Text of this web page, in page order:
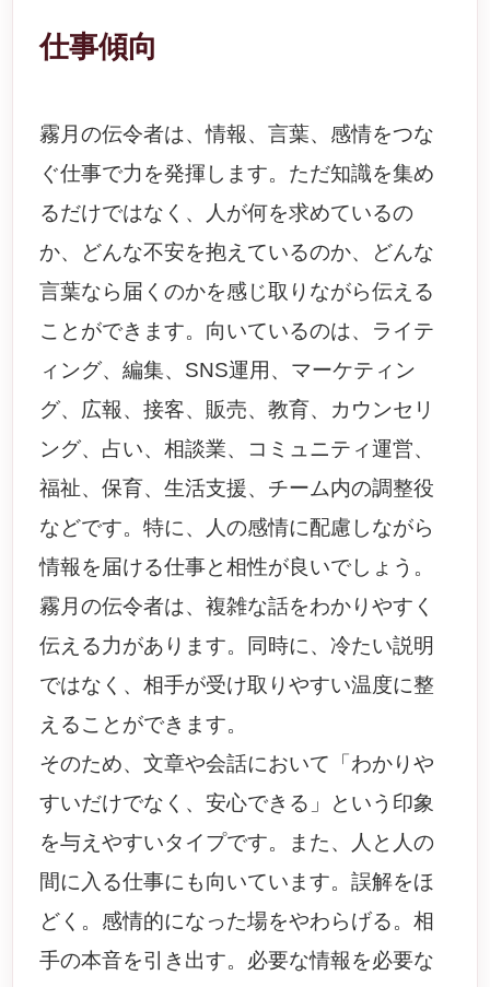
仕事傾向
霧月の伝令者は、情報、言葉、感情をつな
ぐ仕事で力を発揮します。ただ知識を集め
るだけではなく、人が何を求めているの
か、どんな不安を抱えているのか、どんな
言葉なら届くのかを感じ取りながら伝える
ことができます。向いているのは、ライテ
ィング、編集、SNS運用、マーケティン
グ、広報、接客、販売、教育、カウンセリ
ング、占い、相談業、コミュニティ運営、
福祉、保育、生活支援、チーム内の調整役
などです。特に、人の感情に配慮しながら
情報を届ける仕事と相性が良いでしょう。
霧月の伝令者は、複雑な話をわかりやすく
伝える力があります。同時に、冷たい説明
ではなく、相手が受け取りやすい温度に整
えることができます。
そのため、文章や会話において「わかりや
すいだけでなく、安心できる」という印象
を与えやすいタイプです。また、人と人の
間に入る仕事にも向いています。誤解をほ
どく。感情的になった場をやわらげる。相
手の本音を引き出す。必要な情報を必要な